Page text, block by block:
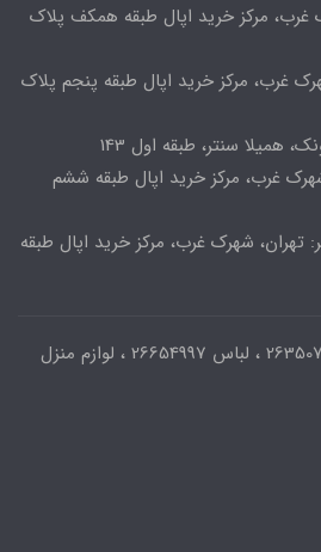
غرب، مرکز خرید اپال طبقه همکف پلاک
تهران، شهرک غرب، مرکز خرید اپال طبقه پنجم پلاک
غرب، مرکز خرید اپال طبقه ششم
تهران، شهرک غرب، مرکز خرید اپال طبقه
کوله و چمدان 26350784 ، لباس 26654997 ، لوازم منزل